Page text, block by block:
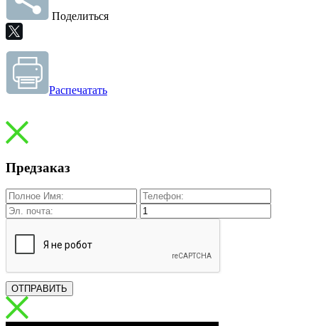
Поделиться
Распечатать
Предзаказ
ОТПРАВИТЬ